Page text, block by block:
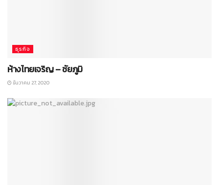
ธุรกิจ
ห้างไทยเจริญ – ชัยภูมิ
ธันวาคม 27, 2020